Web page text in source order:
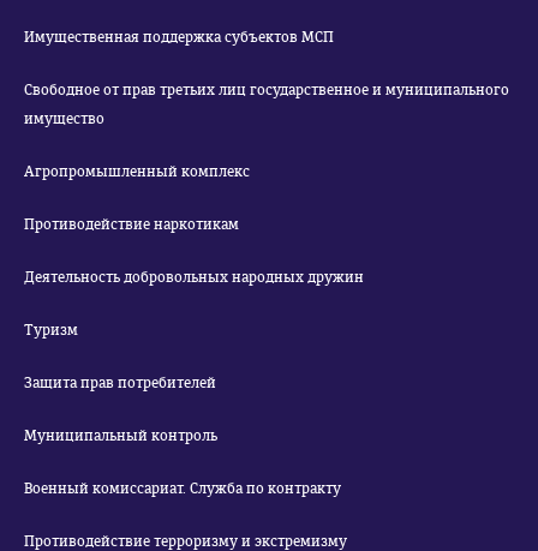
Имущественная поддержка субъектов МСП
Свободное от прав третьих лиц государственное и муниципального
имущество
Агропромышленный комплекс
Противодействие наркотикам
Деятельность добровольных народных дружин
Туризм
Защита прав потребителей
Муниципальный контроль
Военный комиссариат. Служба по контракту
Противодействие терроризму и экстремизму